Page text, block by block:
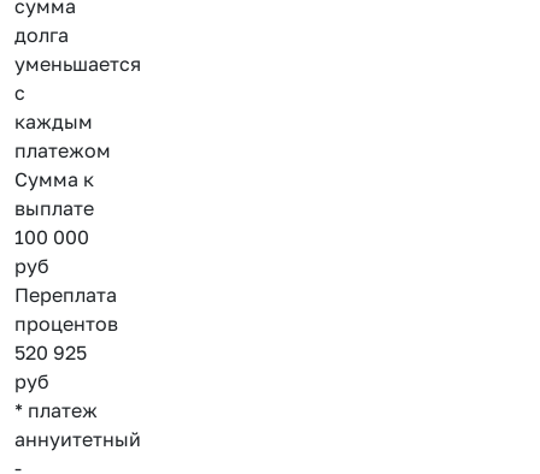
сумма
долга
уменьшается
с
каждым
платежом
Сумма к
выплате
100 000
руб
Переплата
процентов
520 925
руб
* платеж
аннуитетный
-